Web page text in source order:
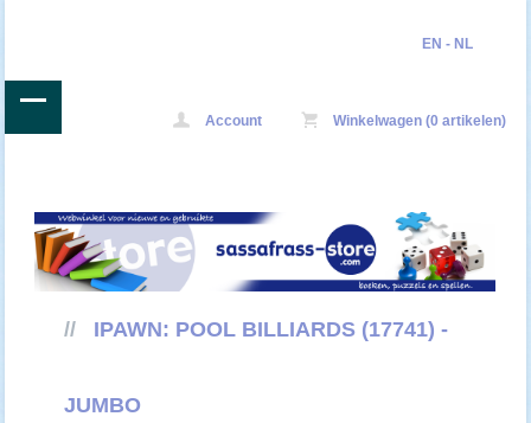
EN - NL
Account Winkelwagen (0 artikelen)
// IPAWN: POOL BILLIARDS (17741) -
JUMBO